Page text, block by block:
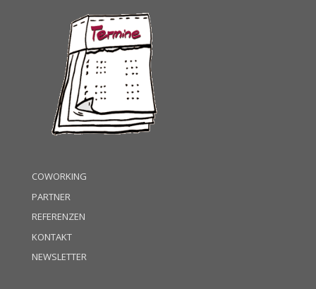
COWORKING
PARTNER
REFERENZEN
KONTAKT
NEWSLETTER